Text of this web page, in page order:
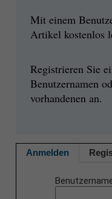
Mit einem
Artikel kostenlos
Registrieren Sie
Benutzernamen
vorhandenen an.
Anmelden